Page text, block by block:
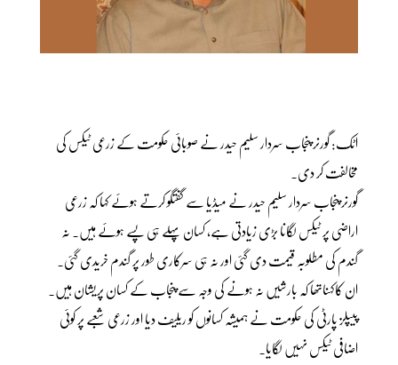
اٹک: گورنر پنجاب سردار سلیم حیدر نے صوبائی حکومت کے زرعی ٹیکس کی
مخالفت کر دی۔
گورنر پنجاب سردار سلیم حیدر نے میڈیا سے گفتگو کرتے ہوئے کہا کہ زرعی
اراضی پر ٹیکس لگانا بڑی زیادتی ہے، کسان پہلے ہی پسے ہوئے ہیں۔ نہ
گندم کی مطلوبہ قیمت دی گئی اور نہ ہی سرکاری طور پر گندم خریدی گئی۔
ان کاکہناتھا کہ بارشیں نہ ہونے کی وجہ سے پنجاب کے کسان پریشان ہیں۔
پیپلز پارٹی کی حکومت نے ہمیشہ کسانوں کو ریلیف دیا اور زرعی شعبے پر کوئی
اضافی ٹیکس نہیں لگایا۔